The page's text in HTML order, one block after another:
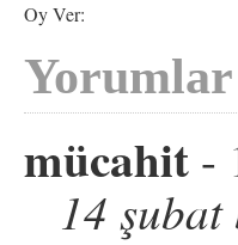
Oy Ver:
Yorumlar
mücahit -
14